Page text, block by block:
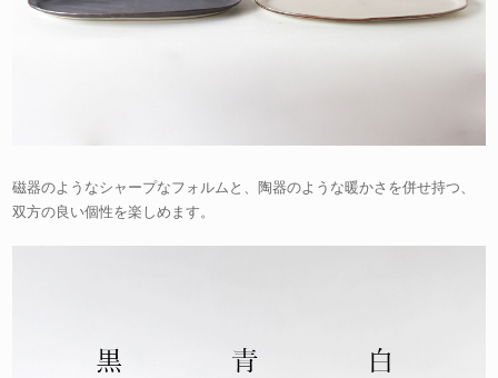
磁器のようなシャープなフォルムと、陶器のような暖かさを併せ持つ、
双方の良い個性を楽しめます。